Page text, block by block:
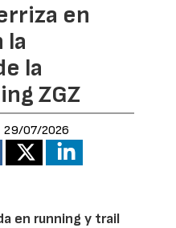
en
la
la
ZGZ
29/07/2026
en running y trail